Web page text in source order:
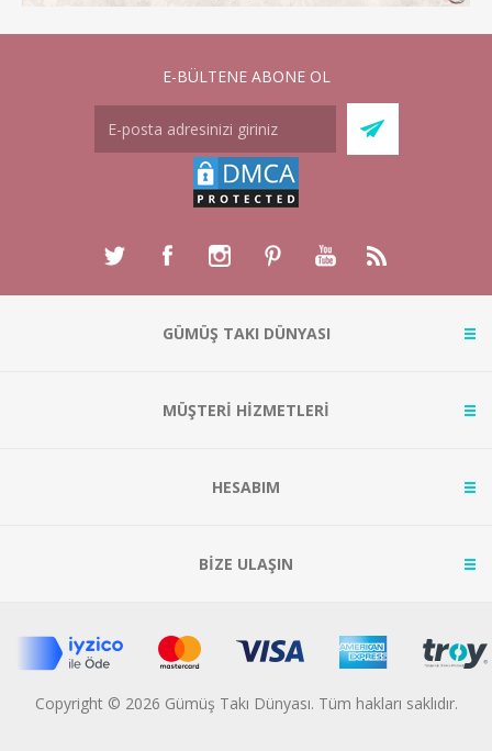
E-BÜLTENE ABONE OL
GÜMÜŞ TAKI DÜNYASI
MÜŞTERİ HİZMETLERİ
HESABIM
BİZE ULAŞIN
Copyright © 2026 Gümüş Takı Dünyası. Tüm hakları saklıdır.